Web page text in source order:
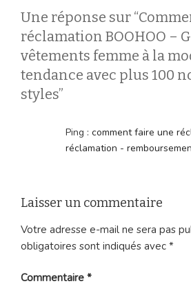
Une réponse sur
réclamation BOOHOO –
vêtements femme à la
tendance avec plus 100
styles”
Ping : comment faire une
réclamation -
Laisser un commentaire
Votre adresse e-mail ne sera pas
obligatoires sont indiqués avec *
Commentaire *